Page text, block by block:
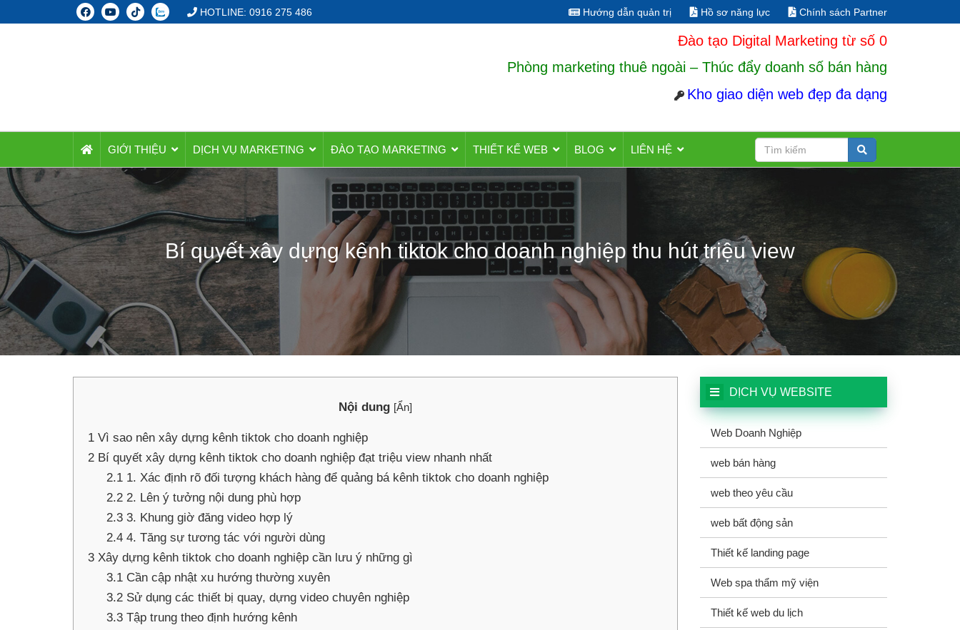
HOTLINE: 0916 275 486 Hướng dẫn quản trị Hồ sơ năng lực Chính sách Partner
Đào tạo Digital Marketing từ số 0
Phòng marketing thuê ngoài – Thúc đẩy doanh số bán hàng
Kho giao diện web đẹp đa dạng
GIỚI THIỆU DỊCH VỤ MARKETING ĐÀO TẠO MARKETING THIẾT KẾ WEB BLOG LIÊN HỆ
Bí quyết xây dựng kênh tiktok cho doanh nghiệp thu hút triệu view
Nội dung [Ẩn]
1 Vì sao nên xây dựng kênh tiktok cho doanh nghiệp
2 Bí quyết xây dựng kênh tiktok cho doanh nghiệp đạt triệu view nhanh nhất
2.11. Xác định rõ đối tượng khách hàng để quảng bá kênh tiktok cho doanh nghiệp
2.22. Lên ý tưởng nội dung phù hợp
2.33. Khung giờ đăng video hợp lý
2.44. Tăng sự tương tác với người dùng
3 Xây dựng kênh tiktok cho doanh nghiệp cần lưu ý những gì
3.1Cần cập nhật xu hướng thường xuyên
3.2Sử dụng các thiết bị quay, dựng video chuyên nghiệp
3.3Tập trung theo định hướng kênh
DỊCH VỤ WEBSITE
Web Doanh Nghiệp
web bán hàng
web theo yêu cầu
web bất động sản
Thiết kế landing page
Web spa thẩm mỹ viện
Thiết kế web du lịch